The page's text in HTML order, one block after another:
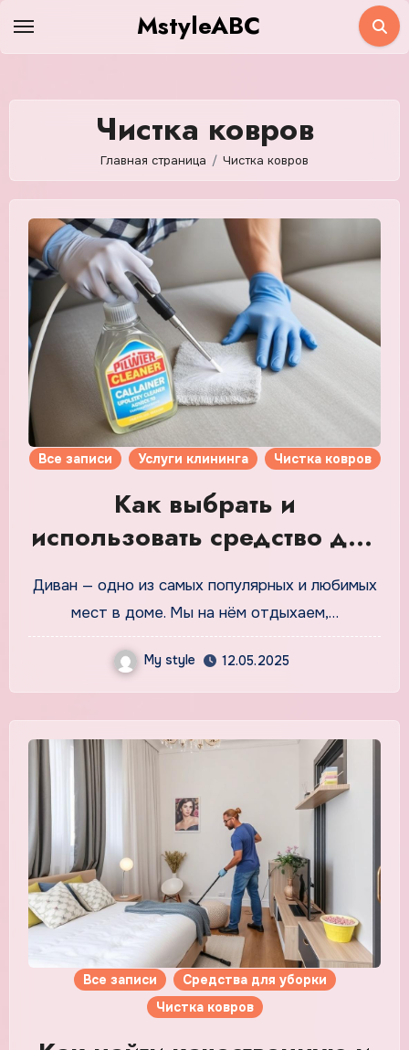
MstyleABC
Чистка ковров
Главная страница Чистка ковров
Все записи Услуги клининга Чистка ковров
Как выбрать и
использовать средство для
химчистки дивана: советы
эксперта
Диван — одно из самых популярных и любимых
мест в доме. Мы на нём отдыхаем,…
My style 12.05.2025
Все записи
Средства для уборки
Чистка ковров